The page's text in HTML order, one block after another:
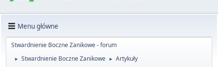
Menu główne
Stwardnienie Boczne Zanikowe - forum
► Stwardnienie Boczne Zanikowe ► Artykuły